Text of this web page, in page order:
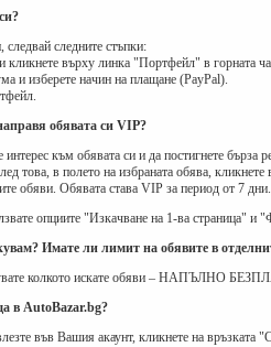
следните стъпки:
върху линка "Портфейл" в горната
и изберете начин на плащане (PayPal).
обявата си VIP?
към обявата си и да постигнете
това, в полето на избраната обява,
обяви. Обявата става VIP за период от 7
опциите "Изкачване на 1-ва страница" и
Имате ли лимит на обявите в
колкото искате обяви – НАПЪЛНО
в AutoBazar.bg?
във Вашия акаунт, кликнете на